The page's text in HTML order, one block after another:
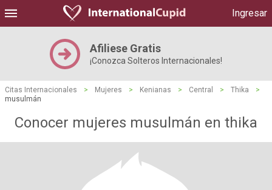
Ingresar
Afiliese Gratis
¡Conozca Solteros Internacionales!
Citas Internacionales > Mujeres > Kenianas > Central > Thika
>
musulmán
Conocer mujeres musulmán en thika